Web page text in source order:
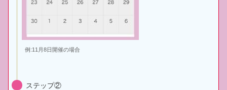
例:11月8日開催の場合
ステップ②